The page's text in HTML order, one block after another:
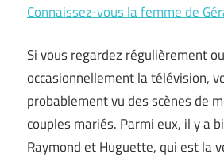
Connaissez-vous la femme de
Si vous regardez régulièrement ou
occasionnellement la télévision,
probablement vu des scènes de
couples mariés. Parmi eux, il y a
Raymond et Huguette, qui est la